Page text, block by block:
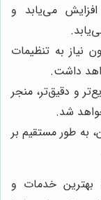
می‌یابد و
نیاز به تنظیمات
داشت.
و دقیق‌تر، منجر
شد.
به طور مستقیم بر
بهترین خدمات و